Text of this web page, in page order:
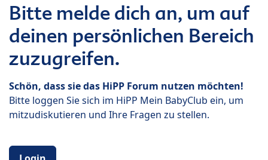
Bitte melde dich an, um auf
deinen persönlichen Bereich
zuzugreifen.
Schön, dass sie das HiPP Forum nutzen möchten!
Bitte loggen Sie sich im HiPP Mein BabyClub ein, um
mitzudiskutieren und Ihre Fragen zu stellen.